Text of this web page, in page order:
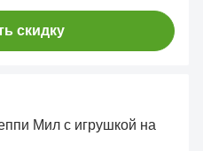
скидку
Мил с игрушкой на